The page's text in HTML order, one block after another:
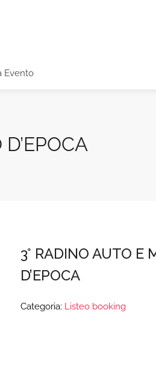
Evento
3° RADINO AUTO E
D’EPOCA
Categoria: Listeo booking